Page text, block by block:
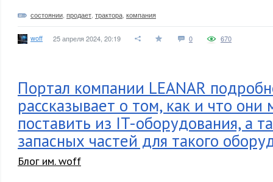
состоянии продает трактора компания
woff 25 апреля 2024, 20:19 0 670
Портал компании LEANAR
рассказывает о том, как и что они
поставить из IT-оборудования, а
запасных частей для такого
Блог им. woff